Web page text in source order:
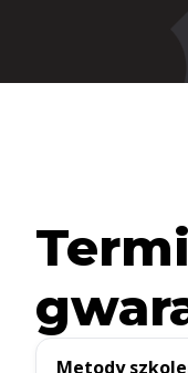
Metody